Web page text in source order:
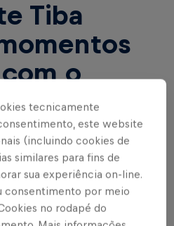
Tiba
o
“fui
em
exclusiva
Caipira no
tecnicamente
este website
(incluindo cookies de
similares para fins de
sua experiência on-line.
consentimento por meio
no rodapé do